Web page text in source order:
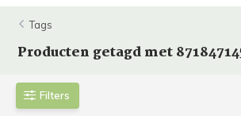
Tags
Producten getagd met
Filters